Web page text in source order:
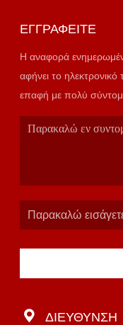
ΕΓΓΡΑΦΕΊΤΕ
Η αναφορά
αφήνει το
επαφή με πολύ σύντομα παρουσιάστε τον πιό
κατάλογο.
ΔΙΕΎΘΥΝΣΗ